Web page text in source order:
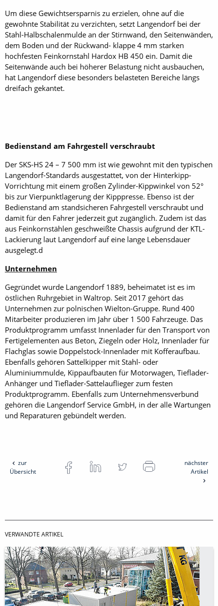
Um diese Gewichtsersparnis zu erzielen, ohne auf die
gewohnte Stabilität zu verzichten, setzt Langendorf bei der
Stahl-Halbschalenmulde an der Stirnwand, den Seitenwänden,
dem Boden und der Rückwand- klappe 4 mm starken
hochfesten Feinkornstahl Hardox HB 450 ein. Damit die
Seitenwände auch bei höherer Belastung nicht ausbauchen,
hat Langendorf diese besonders belasteten Bereiche längs
dreifach gekantet.
Bedienstand am Fahrgestell verschraubt
Der SKS-HS 24 – 7 500 mm ist wie gewohnt mit den typischen
Langendorf-Standards ausgestattet, von der Hinterkipp-
Vorrichtung mit einem großen Zylinder-Kippwinkel von 52°
bis zur Vierpunktlagerung der Kipppresse. Ebenso ist der
Bedienstand am standsicheren Fahrgestell verschraubt und
damit für den Fahrer jederzeit gut zugänglich. Zudem ist das
aus Feinkornstählen geschweißte Chassis aufgrund der KTL-
Lackierung laut Langendorf auf eine lange Lebensdauer
ausgelegt.d
Unternehmen
Gegründet wurde Langendorf 1889, beheimatet ist es im
östlichen Ruhrgebiet in Waltrop. Seit 2017 gehört das
Unternehmen zur polnischen Wielton-Gruppe. Rund 400
Mitarbeiter produzieren im Jahr über 1 500 Fahrzeuge. Das
Produktprogramm umfasst Innenlader für den Transport von
Fertigelementen aus Beton, Ziegeln oder Holz, Innenlader für
Flachglas sowie Doppelstock-Innenlader mit Kofferaufbau.
Ebenfalls gehören Sattelkipper mit Stahl- oder
Aluminiummulde, Kippaufbauten für Motorwagen, Tieflader-
Anhänger und Tieflader-Sattelauflieger zum festen
Produktprogramm. Ebenfalls zum Unternehmensverbund
gehören die Langendorf Service GmbH, in der alle Wartungen
und Reparaturen gebündelt werden.
zur
Übersicht
nächster
Artikel
VERWANDTE ARTIKEL